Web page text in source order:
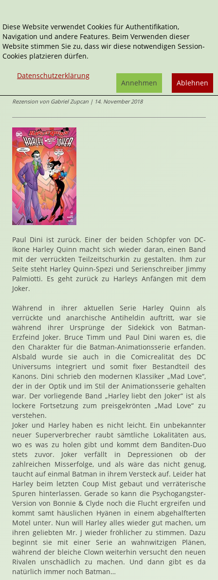
Home Comics Harley liebt den Joker
Harley Quinn
Harley liebt den Joker
Rezension von Gabriel Zupcan | 14. November 2018
Paul Dini ist zurück. Einer der beiden Schöpfer von DC-
Ikone Harley Quinn macht sich wieder daran, einen Band
mit der verrückten Teilzeitschurkin zu gestalten. Ihm zur
Seite steht Harley Quinn-Spezi und Serienschreiber Jimmy
Palmiotti. Es geht zurück zu Harleys Anfängen mit dem
Joker.
Während in ihrer aktuellen Serie Harley Quinn als
verrückte und anarchische Antiheldin auftritt, war sie
während ihrer Ursprünge der Sidekick von Batman-
Erzfeind Joker. Bruce Timm und Paul Dini waren es, die
den Charakter für die Batman-Animationsserie erfanden.
Alsbald wurde sie auch in die Comicrealität des DC
Universums integriert und somit fixer Bestandteil des
Kanons. Dini schrieb den modernen Klassiker „Mad Love“,
der in der Optik und im Stil der Animationsserie gehalten
war. Der vorliegende Band „Harley liebt den Joker“ ist als
lockere Fortsetzung zum preisgekrönten „Mad Love“ zu
verstehen.
Joker und Harley haben es nicht leicht. Ein unbekannter
neuer Superverbrecher raubt sämtliche Lokalitäten aus,
wo es was zu holen gibt und kommt dem Banditen-Duo
stets zuvor. Joker verfällt in Depressionen ob der
zahlreichen Misserfolge, und als wäre das nicht genug,
taucht auf einmal Batman in ihrem Versteck auf. Leider hat
Harley beim letzten Coup Mist gebaut und verräterische
Spuren hinterlassen. Gerade so kann die Psychogangster-
Version von Bonnie & Clyde noch die Flucht ergreifen und
kommt samt häuslichen Hyänen in einem abgehalfterten
Motel unter. Nun will Harley alles wieder gut machen, um
ihren geliebten Mr. J wieder fröhlicher zu stimmen. Dazu
beginnt sie mit einer Serie an wahnwitzigen Plänen,
während der bleiche Clown weiterhin versucht den neuen
Rivalen unschädlich zu machen. Und dann gibt es da
natürlich immer noch Batman…
Diese Website verwendet Cookies für Authentifikation,
Navigation und andere Features. Beim Verwenden dieser
Website stimmen Sie zu, dass wir diese notwendigen Session-
Cookies platzieren dürfen.
Datenschutzerklärung
Ablehnen
Annehmen